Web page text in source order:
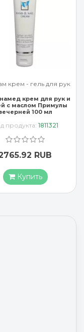
крем - гель для рук
крем для рук с
маслом 65 мл
продукта:3637407
1883.17 RUB
Купить